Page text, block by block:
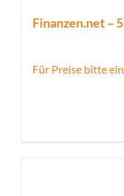
Finanzen.net –
Für Preise bitte